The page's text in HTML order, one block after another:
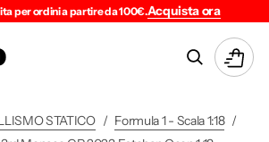
per ordini a partire da 100€.Acquista ora
Carrello
STATICO / Formula 1 - Scala 1:18 /